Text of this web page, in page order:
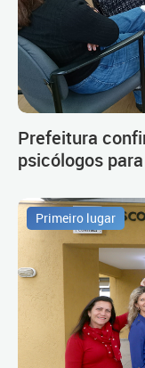
Prefeitura
psicólogos
Primeiro lugar